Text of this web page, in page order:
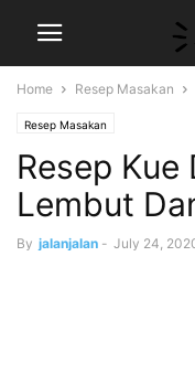
Home Resep Masakan
Resep Masakan
Resep Kue
Lembut
By jalanjalan - July 24,